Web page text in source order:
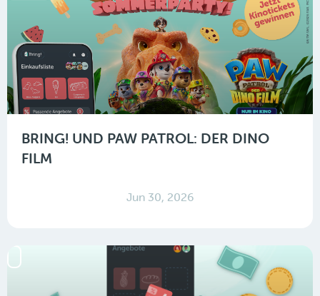
BRING! UND PAW PATROL: DER DINO
FILM
Jun 30, 2026